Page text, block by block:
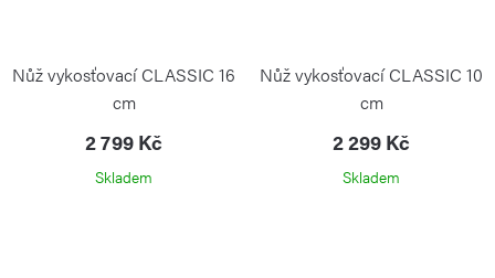
t
k
Nůž vykosťovací CLASSIC 16
cm
2 799 Kč
Skladem
Nůž vykosťovací CLASSIC 10
cm
2 299 Kč
Skladem